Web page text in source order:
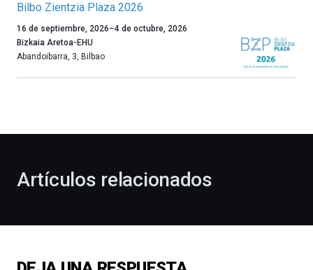
Bilbo Zientzia Plaza 2026
Un
año
más,
celebración
novena
Bilbo
16 de septiembre, 2026–4 de octubre, 2026
Bizkaia Aretoa-EHU
Abandoibarra, 3, Bilbao
Artículos relacionados